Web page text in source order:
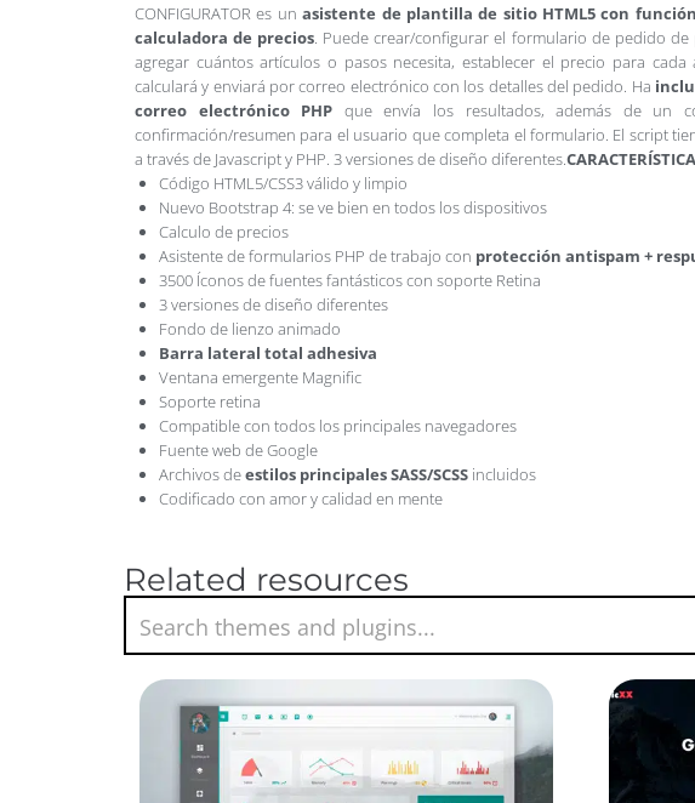
CONFIGURATOR es unasistente de plantilla de sitio HTML5 con
calculadora de precios. Puede crear/configurar el formulario de pedido de
agregar cuántos artículos o pasos necesita, establecer el precio para
calculará y enviará por correo electrónico con los detalles del pedido. Ha
correo electrónico PHP que envía los resultados, además de un
confirmación/resumen para el usuario que completa el formulario. El script
a través de Javascript y PHP. 3 versiones de diseño diferentes.
Código HTML5/CSS3 válido y limpio
Nuevo Bootstrap 4: se ve bien en todos los dispositivos
Calculo de precios
Asistente de formularios PHP de trabajo con protección antispam +
3500 Íconos de fuentes fantásticos con soporte Retina
3 versiones de diseño diferentes
Fondo de lienzo animado
Barra lateral total adhesiva
Ventana emergente Magnific
Soporte retina
Compatible con todos los principales navegadores
Fuente web de Google
Archivos deestilos principales SASS/SCSSincluidos
Codificado con amor y calidad en mente
Related resources